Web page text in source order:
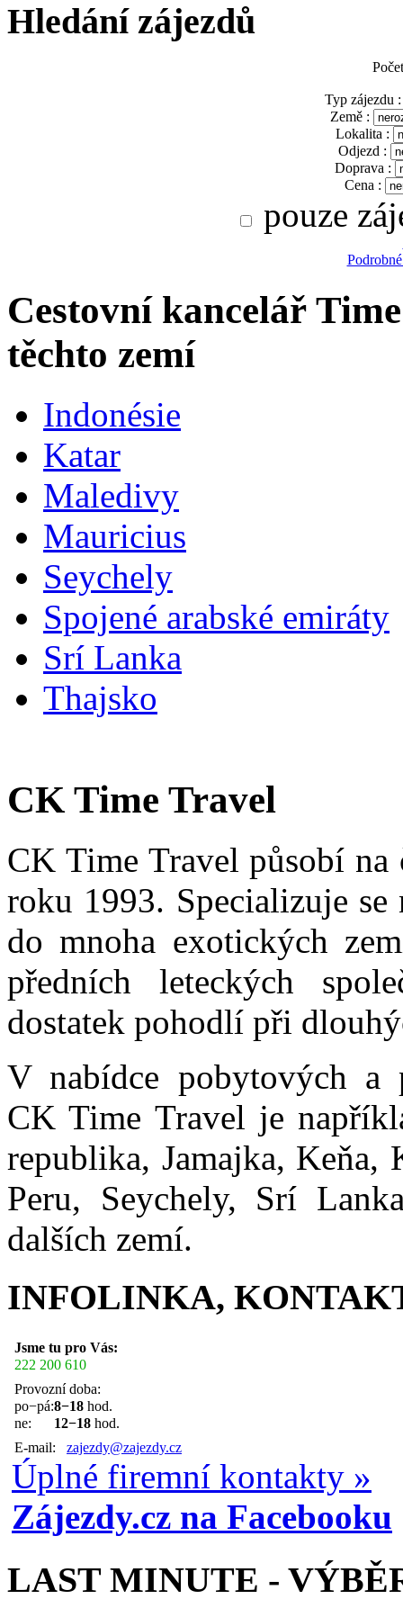
Hledání zájezdů
Typ zájezdu :
Země :
Lokalita :
Odjezd :
Doprava :
Cena :
pouze
Cestovní kancelář
těchto zemí
Indonésie
Katar
Maledivy
Mauricius
Seychely
Spojené arabské emiráty
Srí Lanka
Thajsko
CK Time Travel
CK Time Travel působí na
roku 1993. Specializuje se
do mnoha exotických
předních leteckých
dostatek pohodlí při
V nabídce pobytových a
CK Time Travel je
republika, Jamajka,
Peru, Seychely, Srí
dalších zemí.
INFOLINKA,
Jsme tu pro Vás:
222 200 610
Provozní doba:
po−pá:8−18 hod.
ne:
12−18 hod.
E-mail: zajezdy@zajezdy.cz
Úplné firemní kontakty »
Zájezdy.cz na Facebooku
LAST MINUTE -